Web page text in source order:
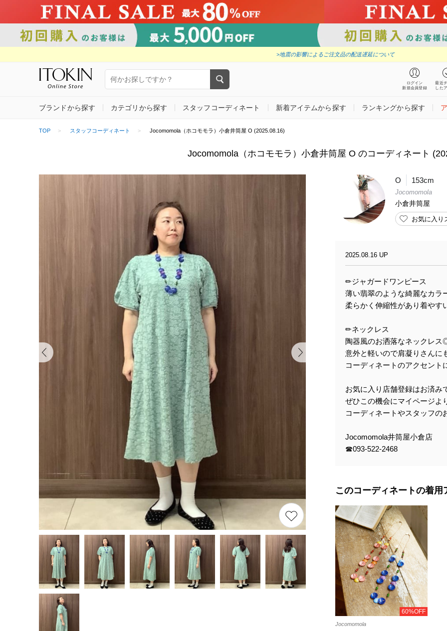
>地震の影響によるご注文品の配送遅延について
ログイン
新規会員登録
最近
した
ブランドから探す カテゴリから探す スタッフコーディネート 新着アイテムから探す ランキングから探す
TOP スタッフコーディネート Jocomomola（ホコモモラ）小倉井筒屋 O (2025.08.16)
Jocomomola（ホコモモラ）小倉井筒屋 O のコーディネート
O 153cm
Jocomomola
小倉井筒屋
お気に入り
2025.08.16 UP
✏︎ジャガードワンピース
薄い翡翠のような綺麗なカラ
柔らかく伸縮性があり着やす
✏︎ネックレス
陶器風のお洒落なネックレ
意外と軽いので肩凝りさん
コーディネートのアクセント
お気に入り店舗登録はお済み
ぜひこの機会にマイページよ
コーディネートやスタッフの
Jocomomola井筒屋小倉店
☎︎093-522-2468
このコーディネートの着用
60%OFF
Jocomomola